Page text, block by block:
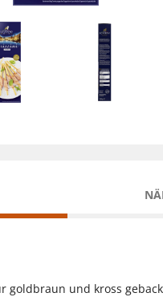
goldbraun und kross